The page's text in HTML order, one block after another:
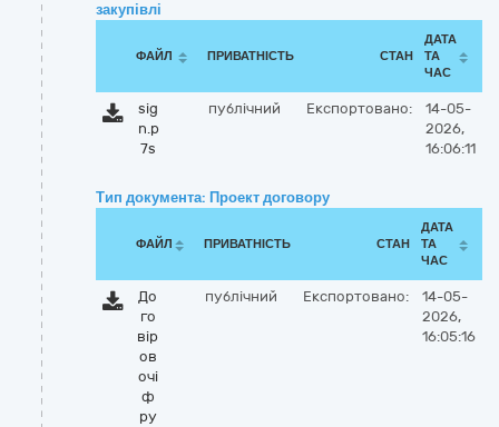
закупівлі
ФАЙЛ ПРИВАТНІСТЬ СТАН
ДАТА
ТА
ЧАС
sig
n.p
7s
публічний Експортовано:
14-05-
2026,
16:06:11
Тип документа: Проект договору
ФАЙЛ ПРИВАТНІСТЬ СТАН
ДАТА
ТА
ЧАС
До
го
вір
ов
очі
ф
ру
публічний Експортовано:
14-05-
2026,
16:05:16